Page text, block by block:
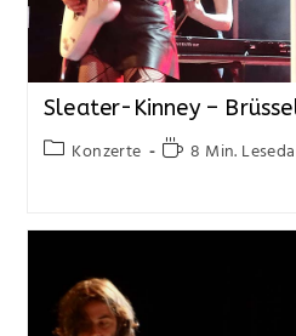
Sleater-Kinney –
Konzerte 8 Min.